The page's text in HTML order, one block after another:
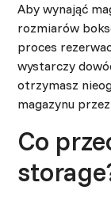
Aby wynająć
rozmiarów
proces
wystarczy
otrzymasz
magazynu
Co